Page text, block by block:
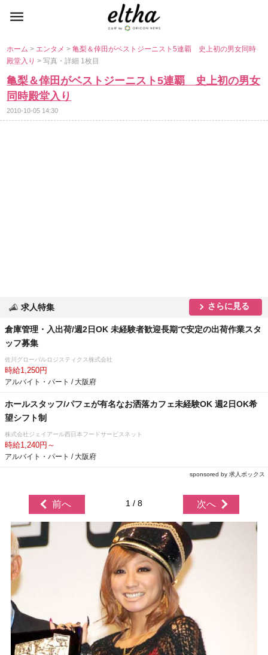
ホーム> エンタメ>亀梨＆倖田がベストジーニスト5連覇 史上初の男女同時
殿堂入り> 写真・詳細 1枚目
亀梨＆倖田がベストジーニスト5連覇 史上初の男女
同時殿堂入り
2010-10-05 14:30
求人特集 さらに見る
倉庫管理・入出荷/週2日OK 未経験者歓迎長期で安定の出荷作業スタ
ッフ募集
佐川グローバルロジスティクス株式会社
時給1,250円
アルバイト・パート / 大阪府
ホールスタッフ/パフェが有名なお洒落カフェ未経験OK 週2日OK希
望シフト制
株式会社ジェイアール西日本フードサービスネット
時給1,240円～
アルバイト・パート / 大阪府
sponsored by 求人ボックス
前へ 1 / 8 次へ